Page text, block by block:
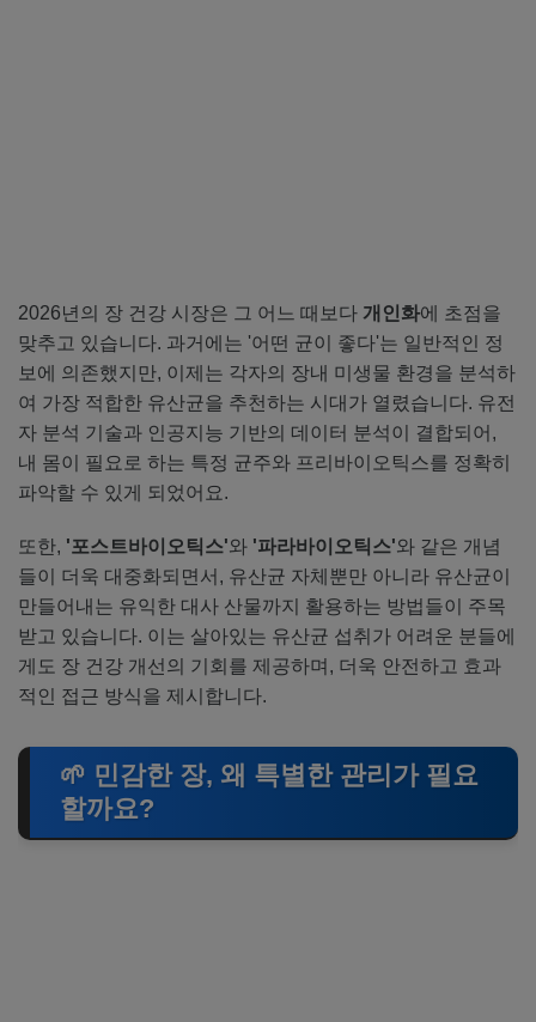
2026년의 장 건강 시장은 그 어느 때보다 개인화에 초점을
맞추고 있습니다. 과거에는 '어떤 균이 좋다'는 일반적인 정
보에 의존했지만, 이제는 각자의 장내 미생물 환경을 분석하
여 가장 적합한 유산균을 추천하는 시대가 열렸습니다. 유전
자 분석 기술과 인공지능 기반의 데이터 분석이 결합되어,
내 몸이 필요로 하는 특정 균주와 프리바이오틱스를 정확히
파악할 수 있게 되었어요.
또한, '포스트바이오틱스'와 '파라바이오틱스'와 같은 개념
들이 더욱 대중화되면서, 유산균 자체뿐만 아니라 유산균이
만들어내는 유익한 대사 산물까지 활용하는 방법들이 주목
받고 있습니다. 이는 살아있는 유산균 섭취가 어려운 분들에
게도 장 건강 개선의 기회를 제공하며, 더욱 안전하고 효과
적인 접근 방식을 제시합니다.
🌱 민감한 장, 왜 특별한 관리가 필요
할까요?